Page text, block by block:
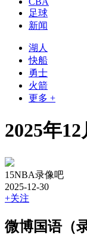
足球
新闻
湖人
快船
勇士
火箭
更多 +
2025年
15NBA录像吧
2025-12-30
+关注
微博国语（